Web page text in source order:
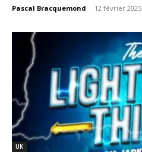
Pascal Bracquemond - 12 février 2025
UK